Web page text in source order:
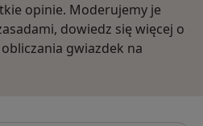
opinie. Moderujemy je
dowiedz się więcej o
gwiazdek na